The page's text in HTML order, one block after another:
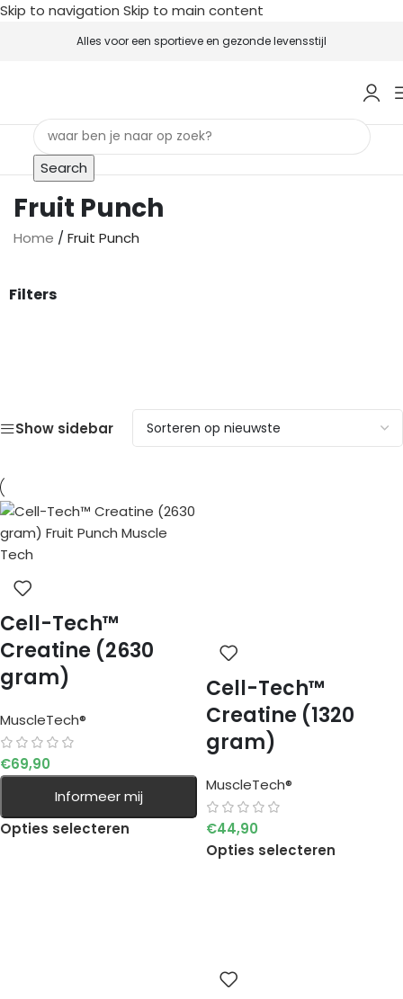
Skip to navigation Skip to main content
Alles voor een sportieve en gezonde levensstijl
Search
Fruit Punch
Home / Fruit Punch
Filters
Show sidebar
Cell-Tech™
Creatine (2630
gram)
MuscleTech®
€69,90
Informeer mij
Opties selecteren
Cell-Tech™
Creatine (1320
gram)
MuscleTech®
€44,90
Opties selecteren